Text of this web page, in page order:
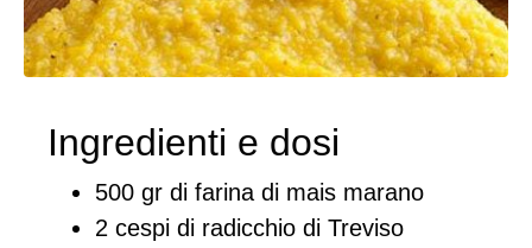
Ingredienti e dosi
500 gr di farina di mais marano
2 cespi di radicchio di Treviso